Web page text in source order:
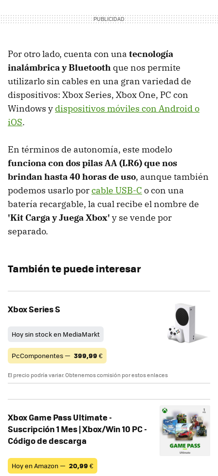
Por otro lado, cuenta con una tecnología
inalámbrica y Bluetooth que nos permite
utilizarlo sin cables en una gran variedad de
dispositivos: Xbox Series, Xbox One, PC con
Windows y dispositivos móviles con Android o
iOS.
En términos de autonomía, este modelo
funciona condos pilas AA (LR6) que nos
brindan hasta 40 horas de uso, aunque también
podemos usarlo porcable USB-C o con una
batería recargable, la cual recibe el nombre de
'Kit Carga y Juega Xbox' y se vende por
separado.
También te puede interesar
Xbox Series S
Hoy sin stock en MediaMarkt
PcComponentes — 399,99 €
El precio podría variar. Obtenemos comisión por estos enlaces
Xbox Game Pass Ultimate -
Suscripción 1 Mes | Xbox/Win 10 PC -
Código de descarga
Hoy en Amazon — 20,99 €